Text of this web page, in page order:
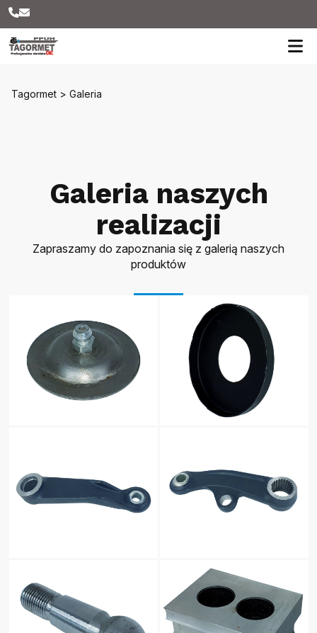
Tagormet > Galeria
Galeria naszych
realizacji
Zapraszamy do zapoznania się z galerią naszych
produktów